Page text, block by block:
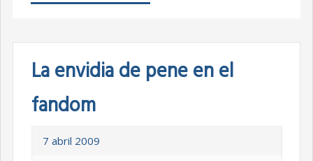
La envidia de pene en el
fandom
7 abril 2009